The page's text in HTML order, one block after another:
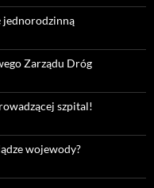
jednorodzinną
Zarządu Dróg
szpital!
wojewody?